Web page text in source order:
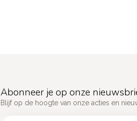
Abonneer je op onze
Blijf op de hoogte van onze acties en